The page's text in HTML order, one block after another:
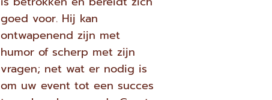
goed voor. Hij kan
ontwapenend zijn met
humor of scherp met zijn
vragen; net wat er nodig is
om uw event tot een succes